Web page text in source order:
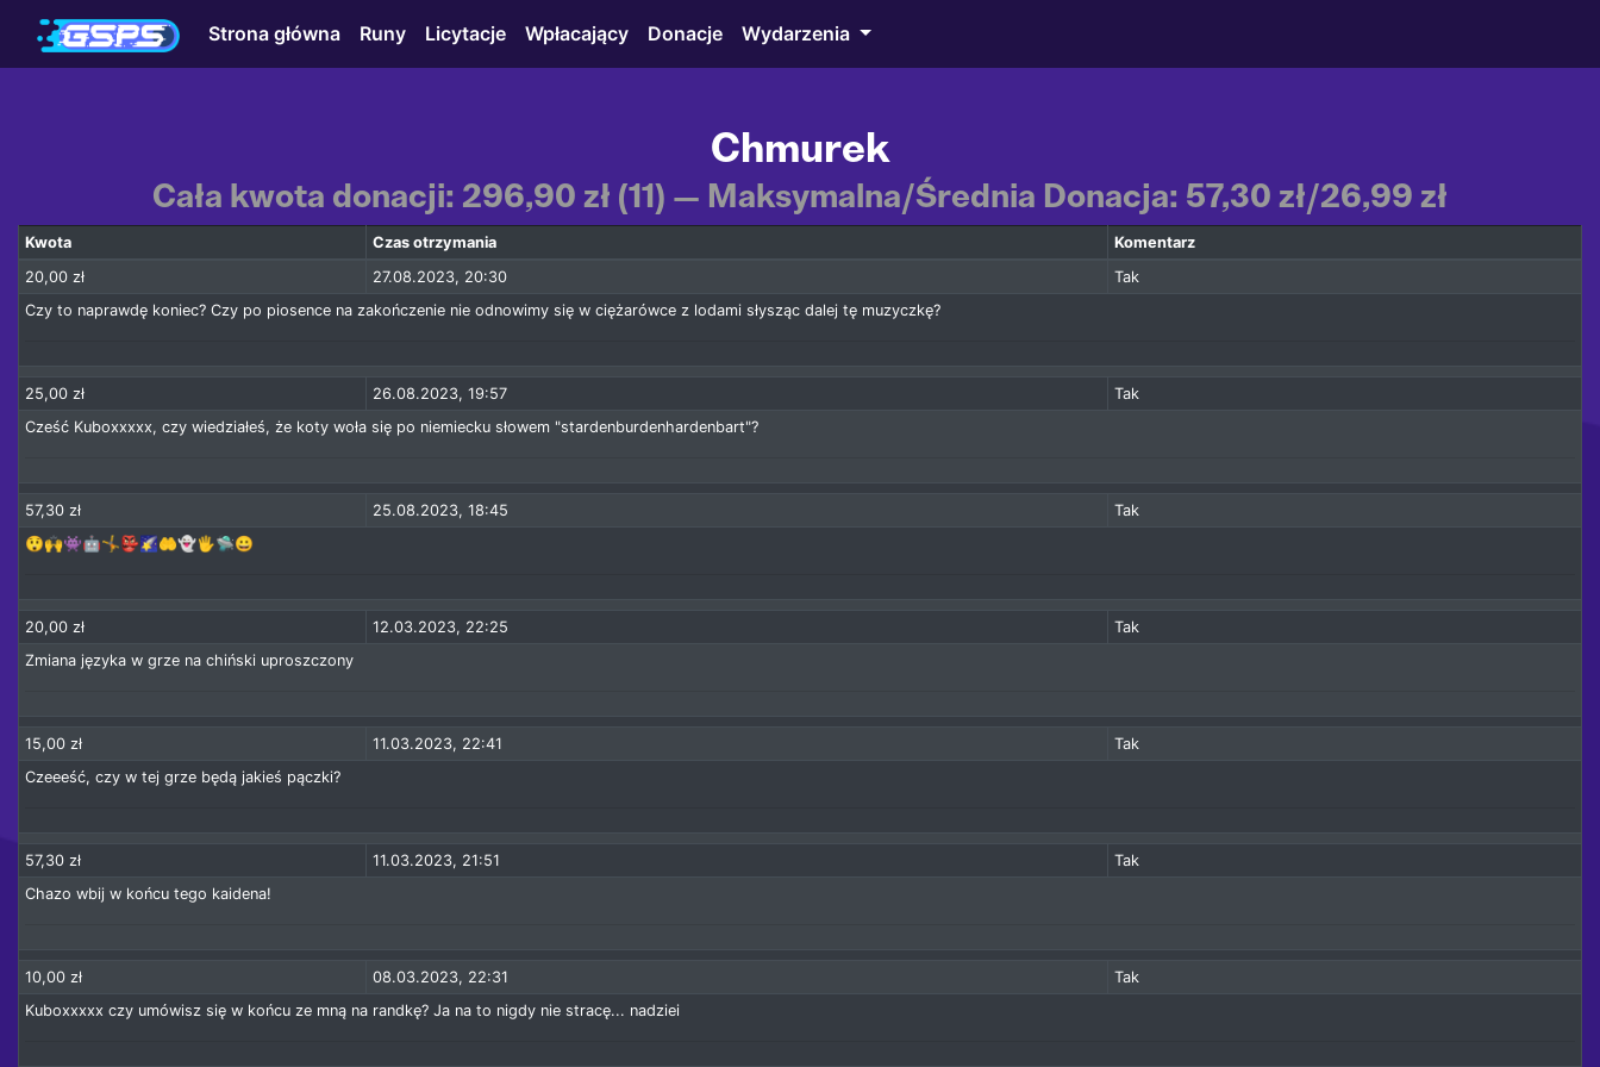
Strona główna Runy Licytacje Wpłacający Donacje Wydarzenia
Chmurek
Cała kwota donacji: 296,90 zł (11) — Maksymalna/Średnia Donacja: 57,30 zł/26,99 zł
Kwota Czas otrzymania
Komentarz
20,00 zł
27.08.2023, 20:30
Tak
Czy to naprawdę koniec? Czy po piosence na zakończenie nie odnowimy się w ciężarówce z lodami słysząc dalej tę muzyczkę?
25,00 zł 26.08.2023, 19:57
Tak
Cześć Kuboxxxxx, czy wiedziałeś, że koty woła się po niemiecku słowem "stardenburdenhardenbart"?
57,30 zł 25.08.2023, 18:45
Tak
😲🙌👾🤖🤸👺🌠🤲👻🖐️🛸😀
20,00 zł 12.03.2023, 22:25
Tak
Zmiana języka w grze na chiński uproszczony
15,00 zł 11.03.2023, 22:41
Tak
Czeeeść, czy w tej grze będą jakieś pączki?
57,30 zł 11.03.2023, 21:51
Tak
Chazo wbij w końcu tego kaidena!
10,00 zł 08.03.2023, 22:31
Tak
Kuboxxxxx czy umówisz się w końcu ze mną na randkę? Ja na to nigdy nie stracę... nadziei